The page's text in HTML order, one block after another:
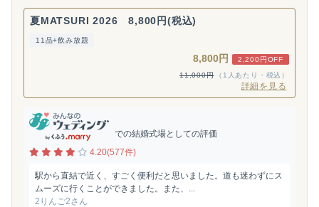
夏MATSURI 2026 8,800円(税込)
11品+飲み放題
8,800円
2,200円OFF
11,000円
（1人あたり・税込）
詳細を見る
での結婚式場としての評価
4.20(577件)
駅から直結で近く、すごく便利だと思いました。道も迷わずにス
ムーズに行くことができました。また、...
2りんご2さん